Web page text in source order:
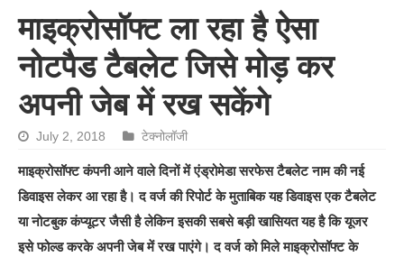
माइक्रोसॉफ्ट ला रहा है ऐसा
नोटपैड टैबलेट जिसे मोड़ कर
अपनी जेब में रख सकेंगे
July 2, 2018 टेक्नोलॉजी
माइक्रोसॉफ्ट कंपनी आने वाले दिनों में एंड्रोमेडा सरफेस टैबलेट नाम की नई
डिवाइस लेकर आ रहा है। द वर्ज की रिपोर्ट के मुताबिक यह डिवाइस एक टैबलेट
या नोटबुक कंप्यूटर जैसी है लेकिन इसकी सबसे बड़ी खासियत यह है कि यूजर
इसे फोल्ड करके अपनी जेब में रख पाएंगे। द वर्ज को मिले माइक्रोसॉफ्ट के